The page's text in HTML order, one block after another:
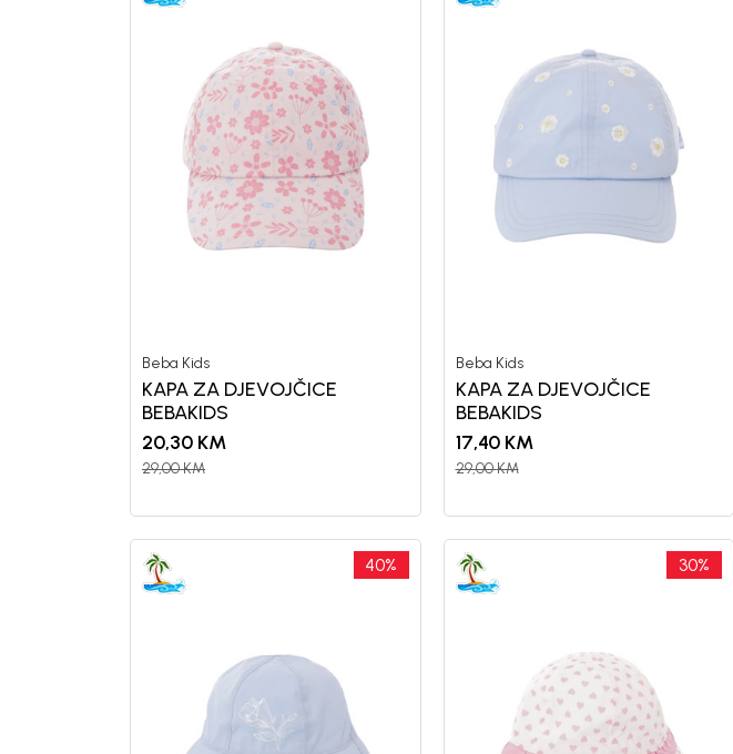
Beba Kids
KAPA ZA DJEVOJČICE
BEBAKIDS
20,30 KM
29,00KM
Beba Kids
KAPA ZA DJEVOJČICE
BEBAKIDS
17,40 KM
29,00KM
40% 30%